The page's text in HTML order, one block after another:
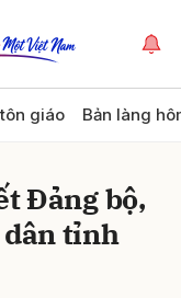
giáo Bản làng
Đảng bộ,
tỉnh